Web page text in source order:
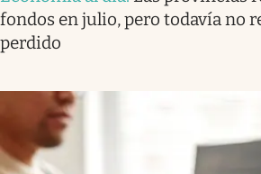
fondos en julio, pero todavía no
perdido